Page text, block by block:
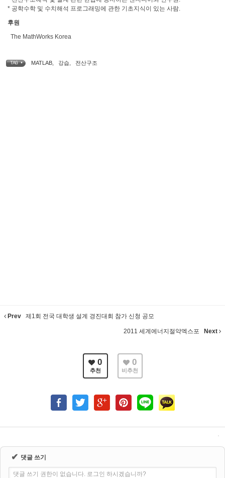
* 공학수학 및 수치해석 프로그래밍에 관한 기초지식이 있는 사람.
후원
The MathWorks Korea
TAG • MATLAB 강습 전산구조
Prev 제1회 전국 대학생 설계 경진대회 참가 신청 공모
2011 세계에너지절약엑스포 Next
0
추천
0
비추천
✔ 댓글 쓰기
댓글 쓰기 권한이 없습니다. 로그인 하시겠습니까?